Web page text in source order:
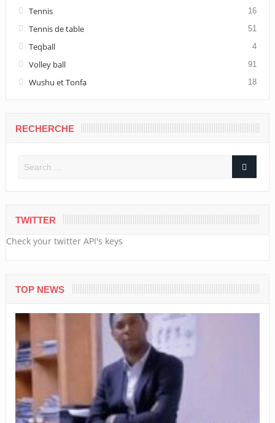
Tennis 16
Tennis de table 51
Teqball 4
Volley ball 91
Wushu et Tonfa 18
RECHERCHE
TWITTER
Check your twitter API's keys
TOP NEWS